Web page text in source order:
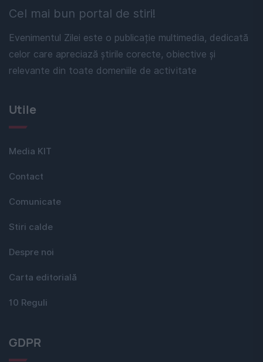
Cel mai bun portal de stiri!
Evenimentul Zilei este o publicație multimedia, dedicată
celor care apreciază știrile corecte, obiective și
relevante din toate domeniile de activitate
Utile
Media KIT
Contact
Comunicate
Stiri calde
Despre noi
Carta editorială
10 Reguli
GDPR